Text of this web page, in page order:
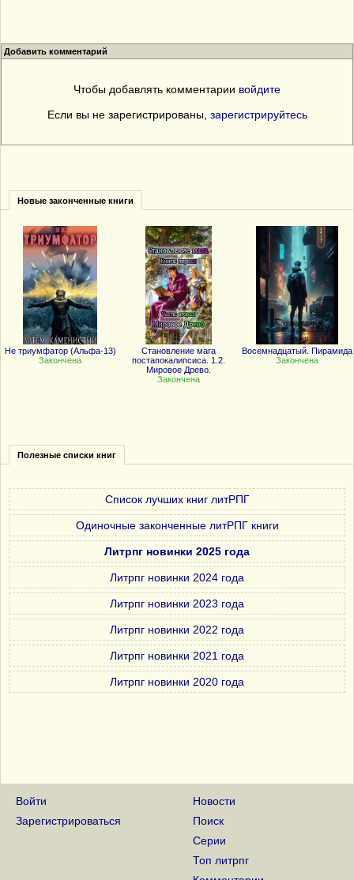
Добавить комментарий
Чтобы добавлять комментарии войдите
Если вы не зарегистрированы, зарегистрируйтесь
Новые законченные книги
Не триумфатор (Альфа-13)
Закончена
Становление мага
постапокалипсиса. 1.2.
Мировое Древо.
Закончена
Восемнадцатый. Пирамида
Закончена
Полезные списки книг
Список лучших книг литРПГ
Одиночные законченные литРПГ книги
Литрпг новинки 2025 года
Литрпг новинки 2024 года
Литрпг новинки 2023 года
Литрпг новинки 2022 года
Литрпг новинки 2021 года
Литрпг новинки 2020 года
Войти
Зарегистрироваться
Новости
Поиск
Серии
Топ литрпг